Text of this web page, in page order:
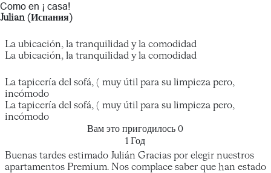
Como en ¡ casa!
Julian (Испания)
La ubicación, la tranquilidad y la comodidad
La ubicación, la tranquilidad y la comodidad
La tapicería del sofá, ( muy útil para su limpieza pero,
incómodo
La tapicería del sofá, ( muy útil para su limpieza pero,
incómodo
Вам это пригодилось 0
1 Год
Buenas tardes estimado Julián Gracias por elegir nuestros
apartamentos Premium. Nos complace saber que han estado